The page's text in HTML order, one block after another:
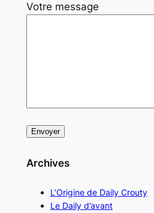
Votre message
Archives
L’Origine de Daily Crouty
Le Daily d’avant